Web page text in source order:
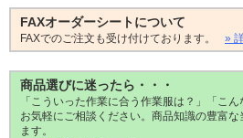
FAXオーダーシートについて
FAXでのご注文も受け付けております。 »
商品選びに迷ったら・・・
「こういった作業に合う作業服は？」「こ
お気軽にご相談ください。商品知識の豊富
ます。